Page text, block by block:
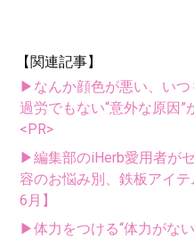
【関連記事】
▶なんか顔色が悪い、いつ
過労でもない“意外な原因”
<PR>
▶編集部のiHerb愛用者が
容のお悩み別、鉄板アイ
6月】
▶体力をつける“体力がな